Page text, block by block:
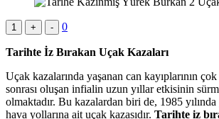
1 + - 0
Tarihte İz Bırakan Uçak Kazaları
Uçak kazalarında yaşanan can kayıplarının
sonrası oluşan infialin uzun yıllar etkisinin
olmaktadır. Bu kazalardan biri de, 1985
hava yollarına ait uçak kazasıdır. Tarihte iz